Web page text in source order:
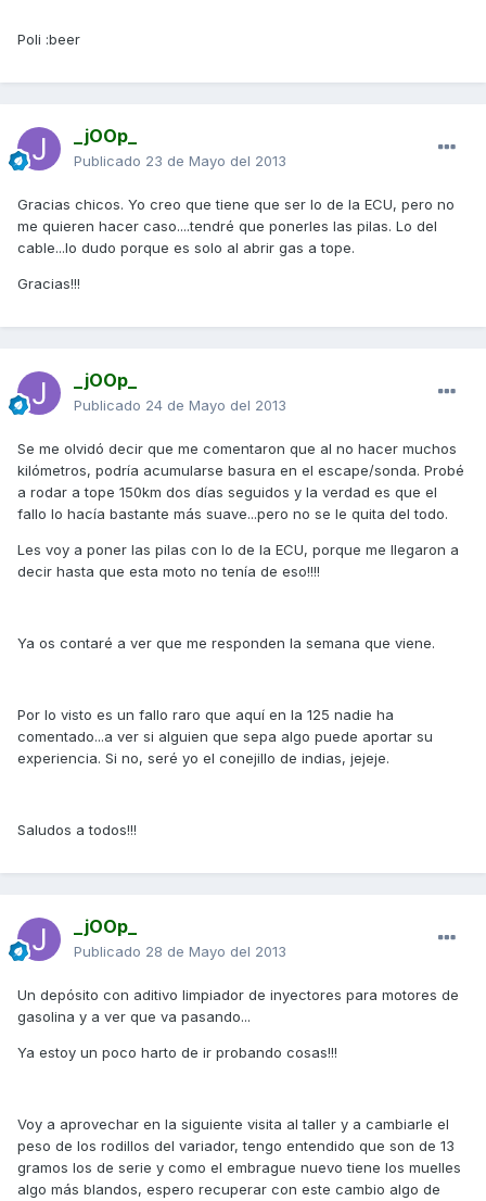
Poli :beer
_jOOp_
Publicado 23 de Mayo del 2013
Gracias chicos. Yo creo que tiene que ser lo de la ECU, pero no
me quieren hacer caso....tendré que ponerles las pilas. Lo del
cable...lo dudo porque es solo al abrir gas a tope.
Gracias!!!
_jOOp_
Publicado 24 de Mayo del 2013
Se me olvidó decir que me comentaron que al no hacer muchos
kilómetros, podría acumularse basura en el escape/sonda. Probé
a rodar a tope 150km dos días seguidos y la verdad es que el
fallo lo hacía bastante más suave...pero no se le quita del todo.
Les voy a poner las pilas con lo de la ECU, porque me llegaron a
decir hasta que esta moto no tenía de eso!!!!
Ya os contaré a ver que me responden la semana que viene.
Por lo visto es un fallo raro que aquí en la 125 nadie ha
comentado...a ver si alguien que sepa algo puede aportar su
experiencia. Si no, seré yo el conejillo de indias, jejeje.
Saludos a todos!!!
_jOOp_
Publicado 28 de Mayo del 2013
Un depósito con aditivo limpiador de inyectores para motores de
gasolina y a ver que va pasando...
Ya estoy un poco harto de ir probando cosas!!!
Voy a aprovechar en la siguiente visita al taller y a cambiarle el
peso de los rodillos del variador, tengo entendido que son de 13
gramos los de serie y como el embrague nuevo tiene los muelles
algo más blandos, espero recuperar con este cambio algo de